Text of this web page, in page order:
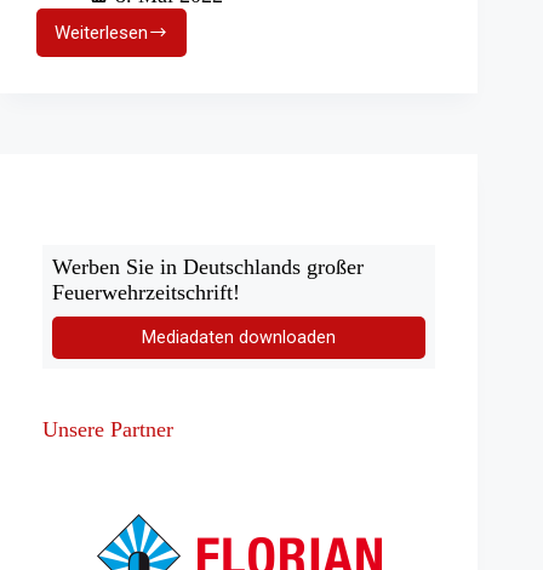
WeiterlesenTaucherstaffel
Gelsenkirchen:
Werben Sie in Deutschlands großer
Feuerwehrzeitschrift!
Mediadaten downloaden
Unsere Partner